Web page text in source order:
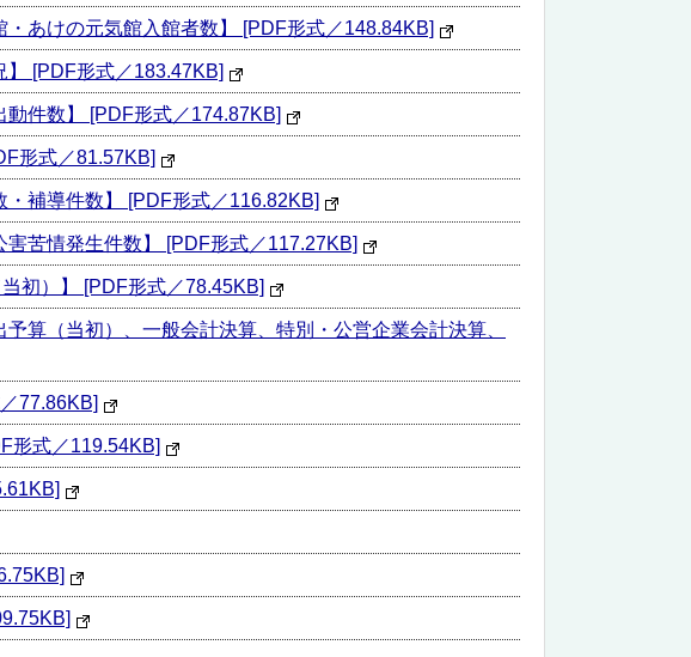
あけの元気館入館者数】 [PDF形式／148.84KB]
[PDF形式／183.47KB]
件数】 [PDF形式／174.87KB]
形式／81.57KB]
補導件数】 [PDF形式／116.82KB]
苦情発生件数】 [PDF形式／117.27KB]
初）】 [PDF形式／78.45KB]
算（当初）、一般会計決算、特別・公営企業会計決算、
77.86KB]
形式／119.54KB]